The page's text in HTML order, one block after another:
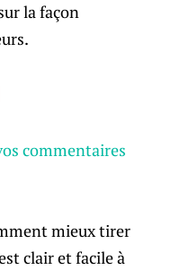
la façon
commentaires
mieux tirer
clair et facile à